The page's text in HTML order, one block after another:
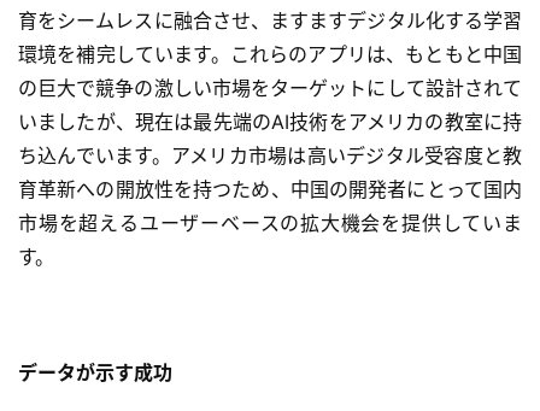
育をシームレスに融合させ、ますますデジタル化する学習
環境を補完しています。これらのアプリは、もともと中国
の巨大で競争の激しい市場をターゲットにして設計されて
いましたが、現在は最先端のAI技術をアメリカの教室に持
ち込んでいます。アメリカ市場は高いデジタル受容度と教
育革新への開放性を持つため、中国の開発者にとって国内
市場を超えるユーザーベースの拡大機会を提供していま
す。
データが示す成功